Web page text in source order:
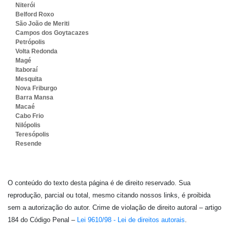
Niterói
Belford Roxo
São João de Meriti
Campos dos Goytacazes
Petrópolis
Volta Redonda
Magé
Itaboraí
Mesquita
Nova Friburgo
Barra Mansa
Macaé
Cabo Frio
Nilópolis
Teresópolis
Resende
O conteúdo do texto desta página é de direito reservado. Sua
reprodução, parcial ou total, mesmo citando nossos links, é proibida
sem a autorização do autor. Crime de violação de direito autoral – artigo
184 do Código Penal –
Lei 9610/98 - Lei de direitos autorais